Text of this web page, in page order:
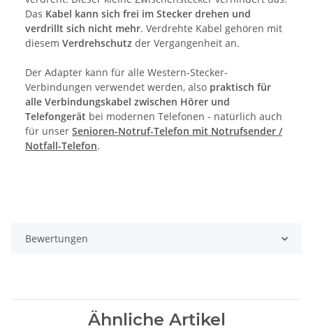
Das Kabel kann sich frei im Stecker drehen und
verdrillt sich nicht mehr. Verdrehte Kabel gehören mit
diesem Verdrehschutz der Vergangenheit an.
Der Adapter kann für alle Western-Stecker-
Verbindungen verwendet werden, also praktisch für
alle Verbindungskabel zwischen Hörer und
Telefongerät bei modernen Telefonen - natürlich auch
für unser Senioren-Notruf-Telefon mit Notrufsender /
Notfall-Telefon.
Bewertungen
Ähnliche Artikel